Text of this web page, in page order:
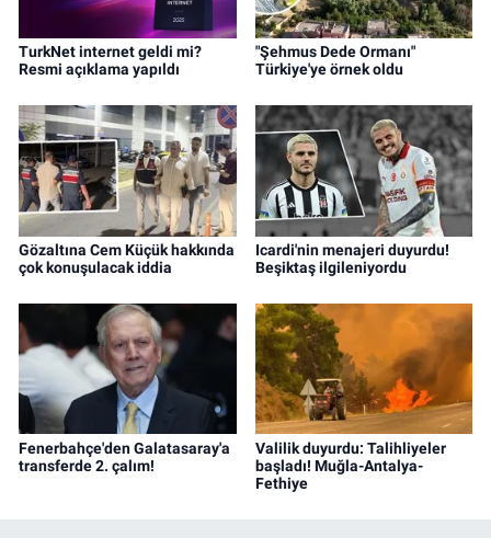
TurkNet internet geldi mi?
Resmi açıklama yapıldı
"Şehmus Dede Ormanı"
Türkiye'ye örnek oldu
Gözaltına Cem Küçük hakkında
çok konuşulacak iddia
Icardi'nin menajeri duyurdu!
Beşiktaş ilgileniyordu
Fenerbahçe'den Galatasaray'a
transferde 2. çalım!
Valilik duyurdu: Talihliyeler
başladı! Muğla-Antalya-
Fethiye